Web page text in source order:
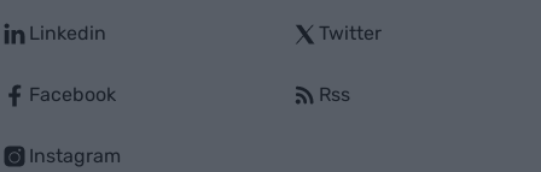
Linkedin
Facebook
Instagram
Twitter
Rss